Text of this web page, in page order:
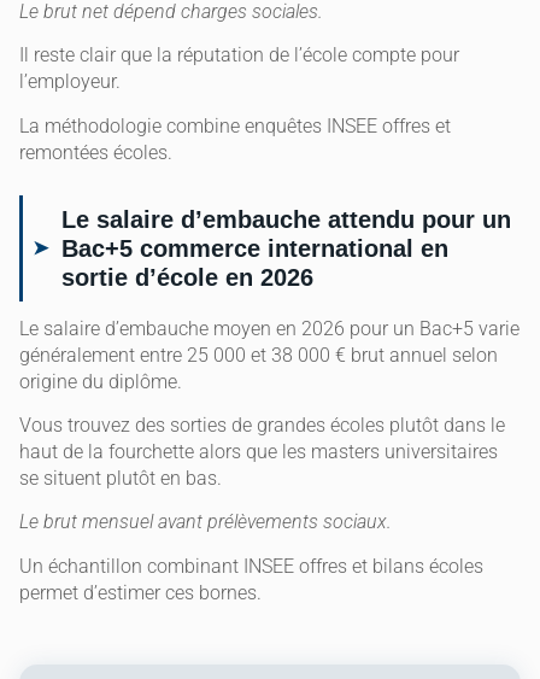
Le brut net dépend charges sociales.
Il reste clair que la réputation de l’école compte pour
l’employeur.
La méthodologie combine enquêtes INSEE offres et
remontées écoles.
Le salaire d’embauche attendu pour un
Bac+5 commerce international en
sortie d’école en 2026
Le salaire d’embauche moyen en 2026 pour un Bac+5 varie
généralement entre 25 000 et 38 000 € brut annuel selon
origine du diplôme.
Vous trouvez des sorties de grandes écoles plutôt dans le
haut de la fourchette alors que les masters universitaires
se situent plutôt en bas.
Le brut mensuel avant prélèvements sociaux.
Un échantillon combinant INSEE offres et bilans écoles
permet d’estimer ces bornes.